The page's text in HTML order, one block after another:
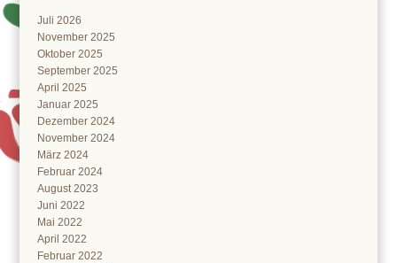
Juli 2026
November 2025
Oktober 2025
September 2025
April 2025
Januar 2025
Dezember 2024
November 2024
März 2024
Februar 2024
August 2023
Juni 2022
Mai 2022
April 2022
Februar 2022